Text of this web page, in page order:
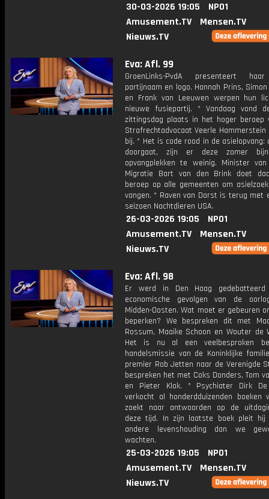
30-03-2026 19:05
NPO1
Amusement.TV
Mensen.TV
Nieuws.TV
Eva: Afl. 99
GroenLinks-PvdA presenteert
partijnaam en logo. Hannah Prins,
en Frank van Leeuwen werpen hun
nieuwe fusiepartij. * Vandaag vond
zittingsdag plaats in het hoger beroep
Strafrechtadvocaat Veerle
bij. * Het is code rood in de asielopvang:
doorgaat, zijn er deze zomer
opvangplekken te weinig. Minister
Migratie Bart van den Brink doet
beroep op alle gemeenten om
vangen. * Raven van Dorst is terug met
seizoen Nachtdieren USA.
26-03-2026 19:05
NPO1
Amusement.TV
Mensen.TV
Nieuws.TV
Eva: Afl. 98
Er werd in Den Haag
economische gevolgen van de
Midden-Oosten. Wat moet er gebeuren
beperken? We bespreken dit met
Rossum, Maaike Schoon en Wouter de
Het is nu al een veelbesproken
handelsmissie van de Koninklijke
premier Rob Jetten naar de Verenigde
bespreken het met Coks Donders, Tom
en Pieter Klok. * Psychiater Dirk De
verkocht al honderdduizenden boeken
zoekt naar antwoorden op de
deze tijd. In zijn laatste boek pleit hij
andere levenshouding dan we
wachten.
25-03-2026 19:05
NPO1
Amusement.TV
Mensen.TV
Nieuws.TV